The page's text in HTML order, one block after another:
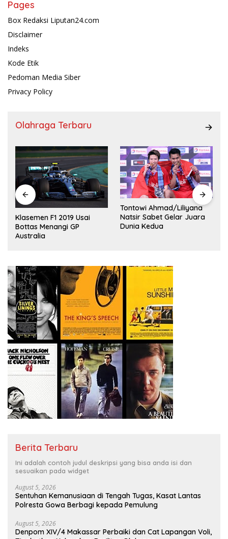
Pages
Box Redaksi Liputan24.com
Disclaimer
Indeks
Kode Etik
Pedoman Media Siber
Privacy Policy
Olahraga Terbaru
Klasemen F1 2019 Usai
Bottas Menangi GP
Australia
Tontowi Ahmad/Liliyana
Natsir Sabet Gelar Juara
Dunia Kedua
Berita Terbaru
Ini adalah contoh judul deskripsi yang bisa anda isi dan
sesuaikan pada widget
August 5, 2026
Sentuhan Kemanusiaan di Tengah Tugas, Kasat Lantas
Polresta Gowa Berbagi kepada Pemulung
August 5, 2026
Denpom XIV/4 Makassar Perbaiki dan Cat Lapangan Voli,